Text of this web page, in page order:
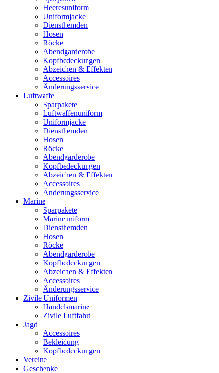
Heeresuniform
Uniformjacke
Diensthemden
Hosen
Röcke
Abendgarderobe
Kopfbedeckungen
Abzeichen & Effekten
Accessoires
Änderungsservice
Luftwaffe
Sparpakete
Luftwaffenuniform
Uniformjacke
Diensthemden
Hosen
Röcke
Abendgarderobe
Kopfbedeckungen
Abzeichen & Effekten
Accessoires
Änderungsservice
Marine
Sparpakete
Marineuniform
Diensthemden
Hosen
Röcke
Abendgarderobe
Kopfbedeckungen
Abzeichen & Effekten
Accessoires
Änderungsservice
Zivile Uniformen
Handelsmarine
Zivile Luftfahrt
Jagd
Accessoires
Bekleidung
Kopfbedeckungen
Vereine
Geschenke